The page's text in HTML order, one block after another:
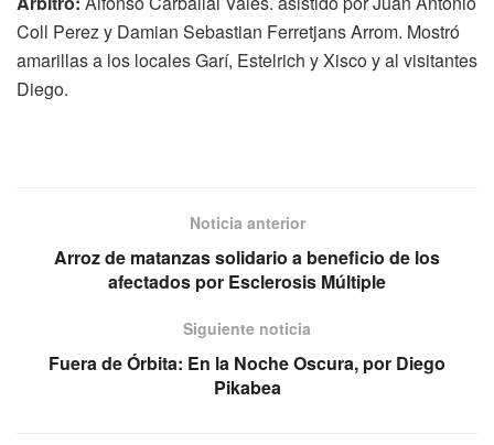
Coll Perez y Damian Sebastian Ferretjans Arrom. Mostró
amarillas a los locales Garí, Estelrich y Xisco y al visitantes
Diego.
Noticia anterior
Arroz de matanzas solidario a beneficio de los
afectados por Esclerosis Múltiple
Siguiente noticia
Fuera de Órbita: En la Noche Oscura, por Diego
Pikabea